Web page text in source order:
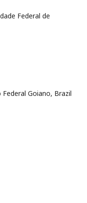
Federal de
Goiano, Brazil